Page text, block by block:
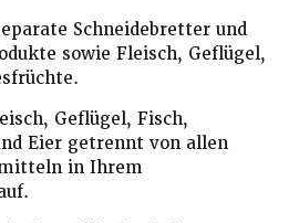
Schneidebretter und
sowie Fleisch, Geflügel,
Geflügel, Fisch,
Eier getrennt von allen
in Ihrem